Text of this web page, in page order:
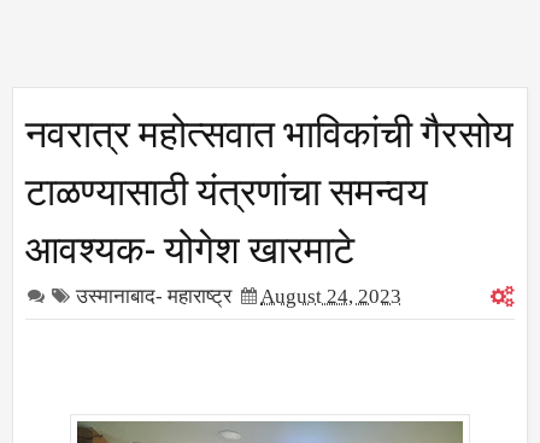
नवरात्र महोत्सवात भाविकांची गैरसोय
टाळण्यासाठी यंत्रणांचा समन्वय
आवश्यक- योगेश खारमाटे
उस्मानाबाद- महाराष्ट्र August 24, 2023